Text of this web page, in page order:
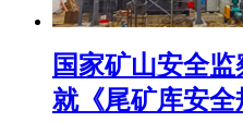
国家矿山安全
就《尾矿库安全